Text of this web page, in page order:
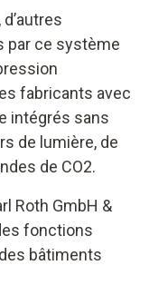
par ce système
fabricants avec
intégrés sans
de lumière, de
de CO2.
Roth GmbH &
fonctions
bâtiments